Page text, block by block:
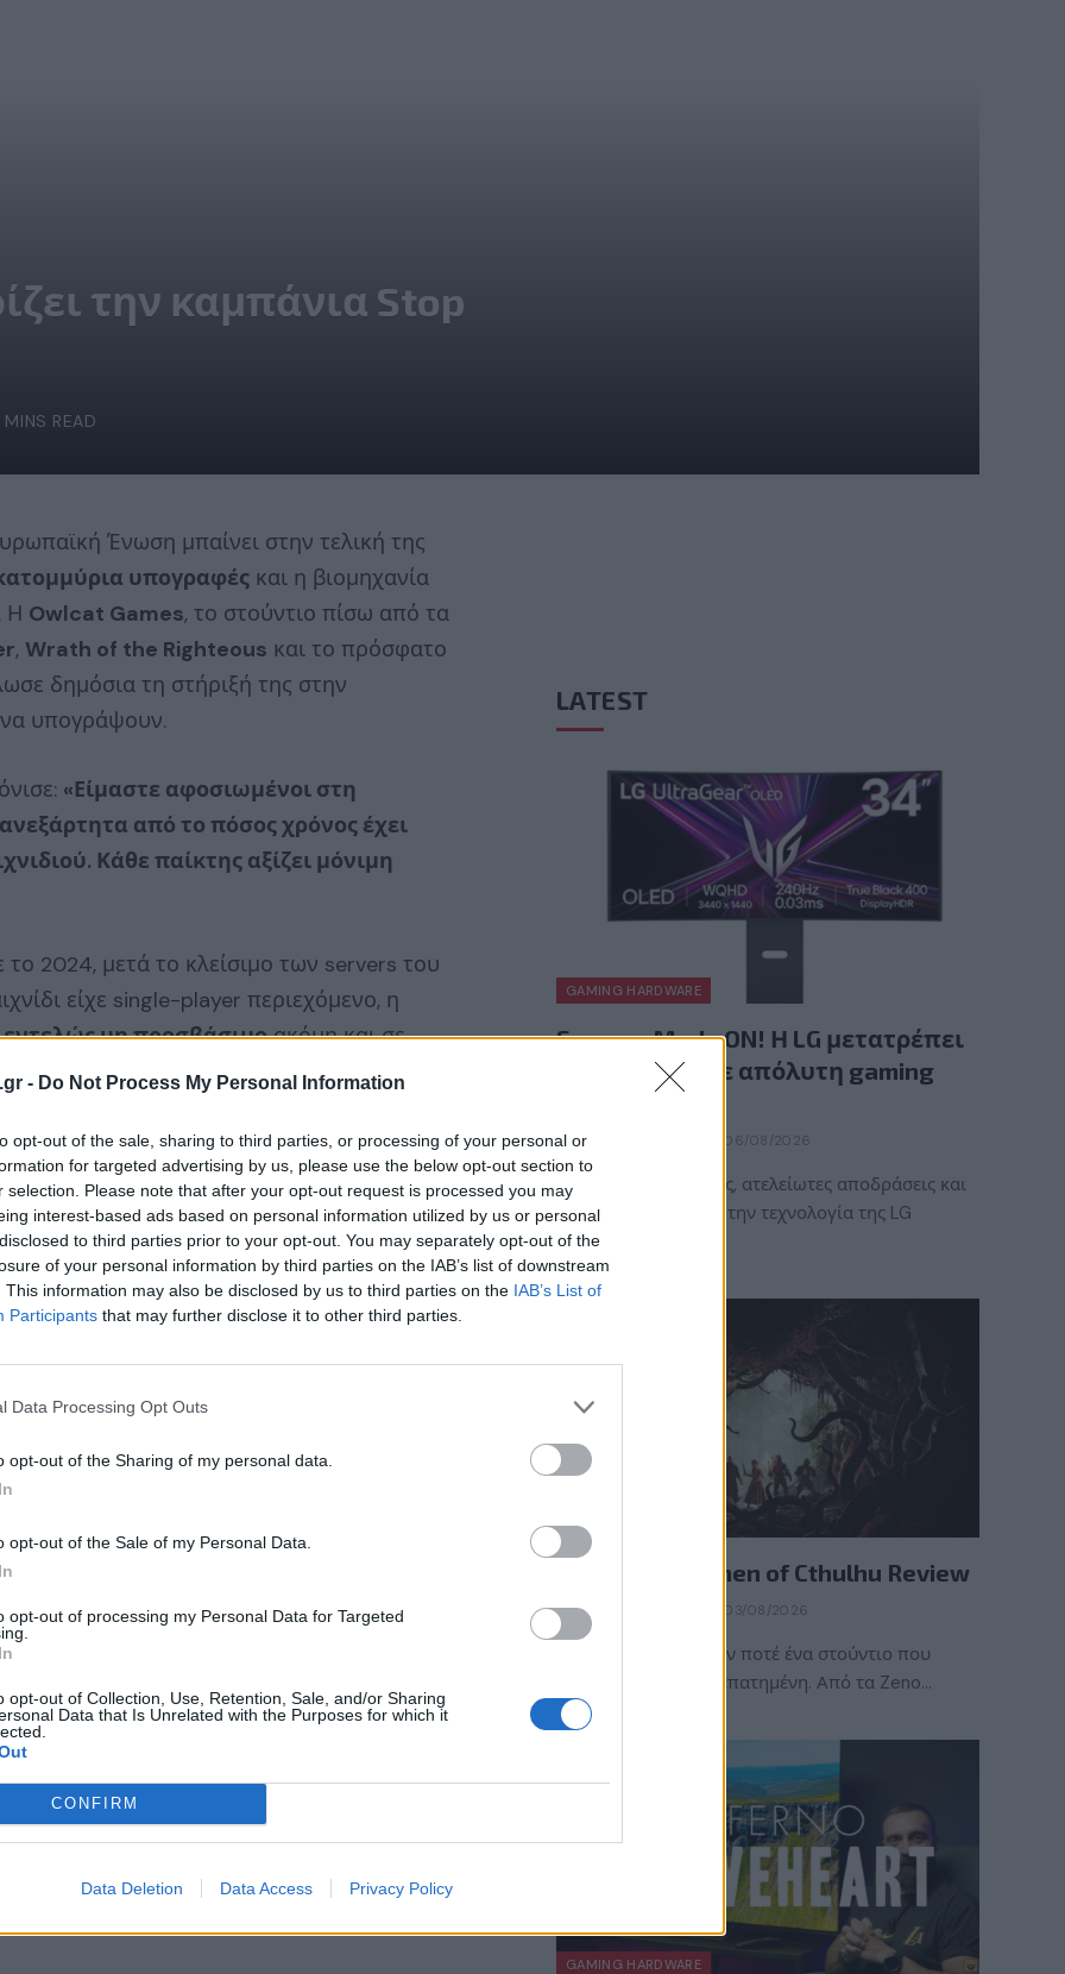
- Do Not Process My Personal Information
opt-out of the sale, sharing to third parties, or processing of your personal or
for targeted advertising by us, please use the below opt-out section to
selection. Please note that after your opt-out request is processed you may
interest-based ads based on personal information utilized by us or personal
to third parties prior to your opt-out. You may separately opt-out of the
of your personal information by third parties on the IAB’s list of downstream
This information may also be disclosed by us to third parties on the IAB’s List of
Participants that may further disclose it to other third parties.
Data Processing Opt Outs
opt-out of the Sharing of my personal data.
opt-out of the Sale of my Personal Data.
opt-out of processing my Personal Data for Targeted
opt-out of Collection, Use, Retention, Sale, and/or Sharing
Data that Is Unrelated with the Purposes for which it
CONFIRM
Data Deletion Data Access Privacy Policy
την καμπάνια Stop
MINS READ
Ένωση μπαίνει στην τελική της
υπογραφές και η βιομηχανία
Η Owlcat Games, το στούντιο πίσω από τα
, Wrath of the Righteous και το πρόσφατο
δημόσια τη στήριξή της στην
υπογράψουν.
«Είμαστε αφοσιωμένοι στη
από το πόσος χρόνος έχει
Κάθε παίκτης αξίζει μόνιμη
το 2024, μετά το κλείσιμο των servers του
είχε single-player περιεχόμενο, η
εντελώς μη προσβάσιμοακόμη και σε
είναι να πιέσει τις κυβερνήσεις
πλάνα
τους.
μιαΕυρωπαϊκή Πρωτοβουλία Πολιτών
της έχει ήδη εξασφαλίσειακρόαση
ηΕυρωπαϊκή Επιτροπήνα
για τη συλλογή υπογραφών λήγει
διαθέσιμοι DRM-free
το γεγονός ότι το στούντιο
ότι το ζήτημα αφορά ολόκληρη τη
LATEST
GAMING HARDWARE
Summer Mode ON! Η LG μετατρέπει
κάθε στιγμή σε απόλυτη gaming
BY ΠΈΤΡΟΣ ΚΥΠΡΑΊΟΣ 06/08/2026
Καλοκαιρινές στιγμές, ατελείωτες αποδράσεις και
gaming εμπειρίες με την τεχνολογία της LG
UltraGear OLED. Η…
REVIEWS
The Mound: Omen of Cthulhu Review
BY ΠΈΤΡΟΣ ΚΥΠΡΑΊΟΣ 03/08/2026
Η ACE Team δεν ήταν ποτέ ένα στούντιο που
ακολουθούσε την πεπατημένη. Από τα Zeno…
GAMING HARDWARE